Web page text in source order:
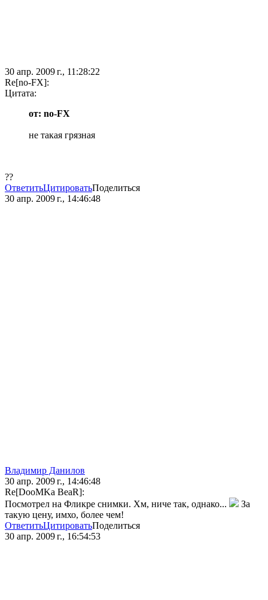
30 апр. 2009 г., 11:28:22
Re[no-FX]:
Цитата:
от: no-FX
не такая грязная
??
ОтветитьЦитироватьПоделиться
30 апр. 2009 г., 14:46:48
Владимир Данилов
30 апр. 2009 г., 14:46:48
Re[DooMKa BeaR]:
Посмотрел на Фликре снимки. Хм, ниче так, однако...
За
такую цену, имхо, более чем!
ОтветитьЦитироватьПоделиться
30 апр. 2009 г., 16:54:53